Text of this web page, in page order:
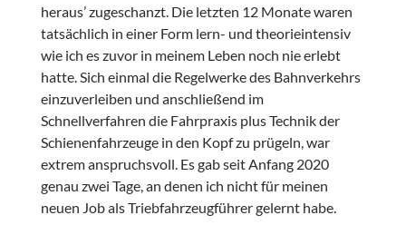
heraus’ zugeschanzt. Die letzten 12 Monate waren
tatsächlich in einer Form lern- und theorieintensiv
wie ich es zuvor in meinem Leben noch nie erlebt
hatte. Sich einmal die Regelwerke des Bahnverkehrs
einzuverleiben und anschließend im
Schnellverfahren die Fahrpraxis plus Technik der
Schienenfahrzeuge in den Kopf zu prügeln, war
extrem anspruchsvoll. Es gab seit Anfang 2020
genau zwei Tage, an denen ich nicht für meinen
neuen Job als Triebfahrzeugführer gelernt habe.